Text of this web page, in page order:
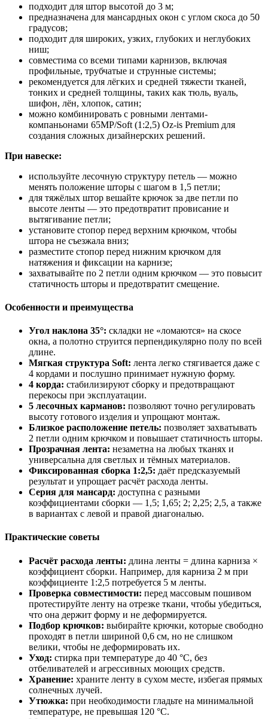
подходит для штор высотой до 3 м;
предназначена для мансардных окон с углом скоса до 50
градусов;
подходит для широких, узких, глубоких и неглубоких
ниш;
совместима со всеми типами карнизов, включая
профильные, трубчатые и струнные системы;
рекомендуется для лёгких и средней тяжести тканей,
тонких и средней толщины, таких как тюль, вуаль,
шифон, лён, хлопок, сатин;
можно комбинировать с ровными лентами-
компаньонами 65MP/Soft (1:2,5) Oz-is Premium для
создания сложных дизайнерских решений.
При навеске:
используйте лесочную структуру петель — можно
менять положение шторы с шагом в 1,5 петли;
для тяжёлых штор вешайте крючок за две петли по
высоте ленты — это предотвратит провисание и
вытягивание петли;
установите стопор перед верхним крючком, чтобы
штора не съезжала вниз;
разместите стопор перед нижним крючком для
натяжения и фиксации на карнизе;
захватывайте по 2 петли одним крючком — это повысит
статичность шторы и предотвратит смещение.
Особенности и преимущества
Угол наклона 35°: складки не «ломаются» на скосе
окна, а полотно струится перпендикулярно полу по всей
длине.
Мягкая структура Soft: лента легко стягивается даже с
4 кордами и послушно принимает нужную форму.
4 корда: стабилизируют сборку и предотвращают
перекосы при эксплуатации.
5 лесочных карманов: позволяют точно регулировать
высоту готового изделия и упрощают монтаж.
Близкое расположение петель: позволяет захватывать
2 петли одним крючком и повышает статичность шторы.
Прозрачная лента: незаметна на любых тканях и
универсальна для светлых и тёмных материалов.
Фиксированная сборка 1:2,5: даёт предсказуемый
результат и упрощает расчёт расхода ленты.
Серия для мансард: доступна с разными
коэффициентами сборки — 1,5; 1,65; 2; 2,25; 2,5, а также
в вариантах с левой и правой диагональю.
Практические советы
Расчёт расхода ленты: длина ленты = длина карниза ×
коэффициент сборки. Например, для карниза 2 м при
коэффициенте 1:2,5 потребуется 5 м ленты.
Проверка совместимости: перед массовым пошивом
протестируйте ленту на отрезке ткани, чтобы убедиться,
что она держит форму и не деформируется.
Подбор крючков: выбирайте крючки, которые свободно
проходят в петли шириной 0,6 см, но не слишком
велики, чтобы не деформировать их.
Уход: стирка при температуре до 40 °C, без
отбеливателей и агрессивных моющих средств.
Хранение: храните ленту в сухом месте, избегая прямых
солнечных лучей.
Утюжка: при необходимости гладьте на минимальной
температуре, не превышая 120 °C.